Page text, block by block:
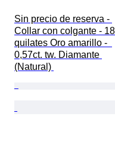
Sin precio de reserva -
Collar con colgante - 18
quilates Oro amarillo -
0,57ct. tw. Diamante
(Natural)